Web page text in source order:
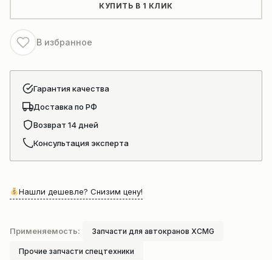
QY25k
QY30k5
QY35
КУПИТЬ В 1 КЛИК
В избранное
Гарантия качества
Доставка по РФ
Возврат 14 дней
Консультация эксперта
Нашли дешевле? Снизим цену!
Применяемость: Запчасти для автокранов XCMG
Прочие запчасти спецтехники